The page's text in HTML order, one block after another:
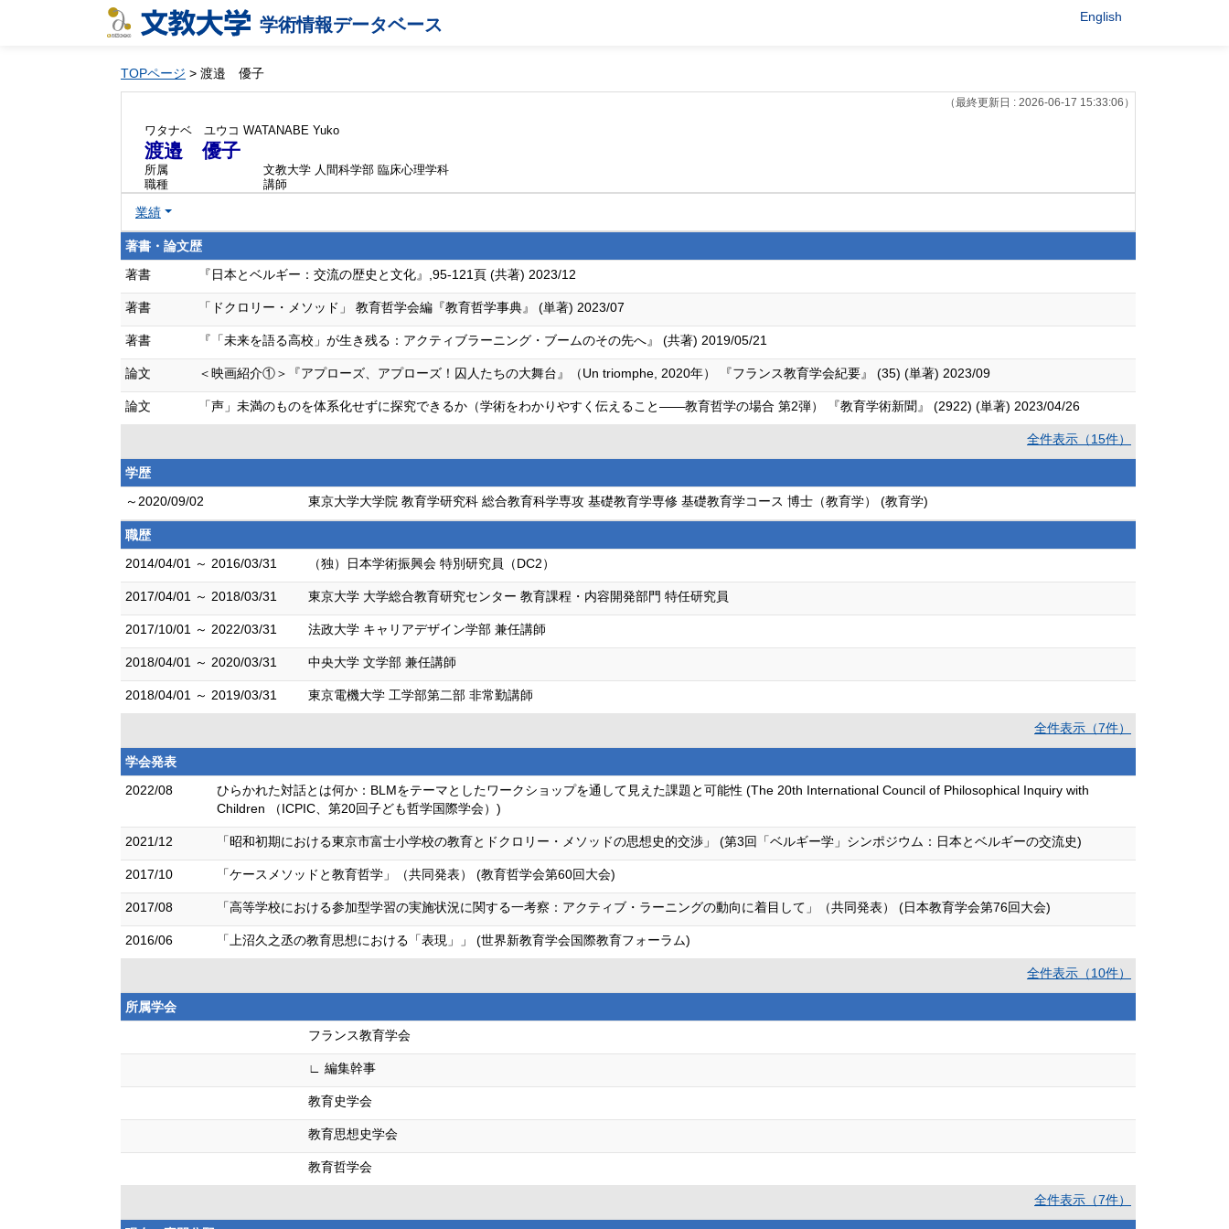
学術情報データベース English
TOPページ > 渡邉 優子
（最終更新日 : 2026-06-17 15:33:06）
ワタナベ ユウコ WATANABE Yuko
渡邉 優子
所属
文教大学 人間科学部 臨床心理学科
職種
講師
業績
著書・論文歴
著書
『日本とベルギー：交流の歴史と文化』,95-121頁 (共著) 2023/12
著書 「ドクロリー・メソッド」 教育哲学会編『教育哲学事典』 (単著) 2023/07
著書 『「未来を語る高校」が生き残る：アクティブラーニング・ブームのその先へ』 (共著) 2019/05/21
論文 ＜映画紹介①＞『アプローズ、アプローズ！囚人たちの大舞台』（Un triomphe, 2020年） 『フランス教育学会紀要』 (35) (単著) 2023/09
論文 「声」未満のものを体系化せずに探究できるか（学術をわかりやすく伝えること――教育哲学の場合 第2弾） 『教育学術新聞』 (2922) (単著) 2023/04/26
全件表示（15件）
学歴
～2020/09/02
東京大学大学院 教育学研究科 総合教育科学専攻 基礎教育学専修 基礎教育学コース 博士（教育学） (教育学)
職歴
2014/04/01 ～ 2016/03/31
（独）日本学術振興会 特別研究員（DC2）
2017/04/01 ～ 2018/03/31 東京大学 大学総合教育研究センター 教育課程・内容開発部門 特任研究員
2017/10/01 ～ 2022/03/31 法政大学 キャリアデザイン学部 兼任講師
2018/04/01 ～ 2020/03/31 中央大学 文学部 兼任講師
2018/04/01 ～ 2019/03/31 東京電機大学 工学部第二部 非常勤講師
全件表示（7件）
学会発表
2022/08
ひらかれた対話とは何か：BLMをテーマとしたワークショップを通して見えた課題と可能性 (The 20th International Council of Philosophical Inquiry with
Children （ICPIC、第20回子ども哲学国際学会）)
2021/12 「昭和初期における東京市富士小学校の教育とドクロリー・メソッドの思想史的交渉」 (第3回「ベルギー学」シンポジウム：日本とベルギーの交流史)
2017/10 「ケースメソッドと教育哲学」（共同発表） (教育哲学会第60回大会)
2017/08 「高等学校における参加型学習の実施状況に関する一考察：アクティブ・ラーニングの動向に着目して」（共同発表） (日本教育学会第76回大会)
2016/06 「上沼久之丞の教育思想における「表現」」 (世界新教育学会国際教育フォーラム)
全件表示（10件）
所属学会
フランス教育学会
∟ 編集幹事
教育史学会
教育思想史学会
教育哲学会
全件表示（7件）